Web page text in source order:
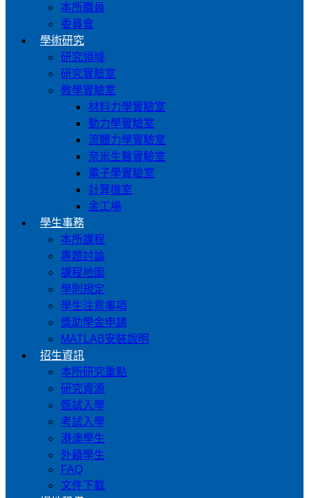
本所職員
委員會
學術研究
研究領域
研究實驗室
教學實驗室
材料力學實驗室
動力學實驗室
流體力學實驗室
奈米生醫實驗室
電子學實驗室
計算機室
金工場
學生事務
本所課程
專題討論
課程地圖
學則規定
學生注意事項
獎助學金申請
MATLAB安裝說明
招生資訊
本所研究重點
研究資源
甄試入學
考試入學
港澳學生
外籍學生
FAQ
文件下載